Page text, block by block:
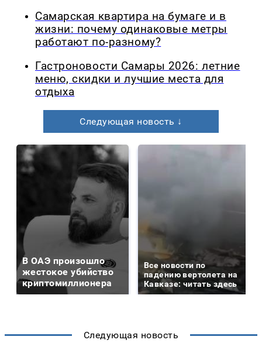
Самарская квартира на бумаге и в
жизни: почему одинаковые метры
работают по-разному?
Гастроновости Самары 2026: летние
меню, скидки и лучшие места для
отдыха
Следующая новость ↓
В ОАЭ произошло
жестокое убийство
криптомиллионера
Все новости по
падению вертолета на
Кавказе: читать здесь
Следующая новость